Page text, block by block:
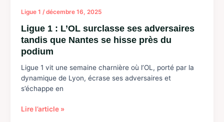
Ligue 1 /décembre 16, 2025
Ligue 1 : L’OL surclasse ses adversaires
tandis que Nantes se hisse près du
podium
Ligue 1 vit une semaine charnière où l’OL, porté par la
dynamique de Lyon, écrase ses adversaires et
s’échappe en
Ligue
Lire l’article »